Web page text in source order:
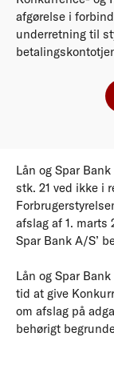
afgørelse i
underretning til
Lån og Spar
stk. 21 ved ikke i
afslag af 1. marts
Spar Bank A/S’
Lån og Spar
tid at give
om afslag på
behørigt